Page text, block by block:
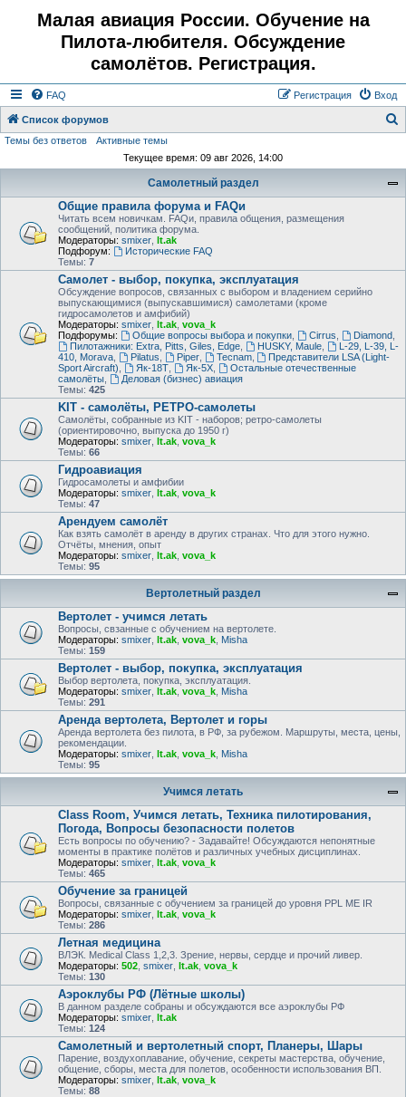
Малая авиация России. Обучение на
Пилота-любителя. Обсуждение
самолётов. Регистрация.
FAQ Вход
Регистрация
Список форумов
Темы без ответов
Активные темы
Текущее время: 09 авг 2026, 14:00
Самолетный раздел
Общие правила форума и FAQи
Читать всем новичкам. FAQи, правила общения, размещения
сообщений, политика форума.
Модераторы: smixer lt.ak
Подфорум:
Исторические FAQ
Темы: 7
Самолет - выбор, покупка, эксплуатация
Обсуждение вопросов, связанных с выбором и владением серийно
выпускающимися (выпускавшимися) самолетами (кроме
гидросамолетов и амфибий)
Модераторы: smixer lt.ak vova_k
Подфорумы:
Общие вопросы выбора и покупки, Cirrus Diamond,
Пилотажники: Extra, Pitts, Giles, Edge, HUSKY, Maule,
L-29, L-39, L-
410, Morava
Pilatus Piper, Tecnam,
Представители LSA (Light-
Sport Aircraft)
Як-18Т, Як-5Х,
Остальные отечественные
самолёты
Деловая (бизнес) авиация
Темы: 425
KIT - самолёты, РЕТРО-самолеты
Самолёты, собранные из KIT - наборов; ретро-самолеты
(ориентировочно, выпуска до 1950 г)
Модераторы: smixer lt.ak vova_k
Темы: 66
Гидроавиация
Гидросамолеты и амфибии
Модераторы: smixer lt.ak vova_k
Темы: 47
Арендуем самолёт
Как взять самолёт в аренду в других странах. Что для этого нужно.
Отчёты, мнения, опыт
Модераторы: smixer lt.ak vova_k
Темы: 95
Вертолетный раздел
Вертолет - учимся летать
Вопросы, свзанные с обучением на вертолете.
Модераторы: smixer lt.ak vova_k Misha
Темы: 159
Вертолет - выбор, покупка, эксплуатация
Выбор вертолета, покупка, эксплуатация.
Модераторы: smixer lt.ak vova_k Misha
Темы: 291
Аренда вертолета, Вертолет и горы
Аренда вертолета без пилота, в РФ, за рубежом. Маршруты, места, цены,
рекомендации.
Модераторы: smixer lt.ak vova_k Misha
Темы: 95
Учимся летать
Class Room, Учимся летать, Техника пилотирования,
Погода, Вопросы безопасности полетов
Есть вопросы по обучению? - Задавайте! Обсуждаются непонятные
моменты в практике полётов и различных учебных дисциплинах.
Модераторы: smixer lt.ak vova_k
Темы: 465
Обучение за границей
Вопросы, связанные с обучением за границей до уровня PPL ME IR
Модераторы: smixer lt.ak vova_k
Темы: 286
Летная медицина
ВЛЭК. Medical Class 1,2,3. Зрение, нервы, сердце и прочий ливер.
Модераторы: 502 smixer lt.ak vova_k
Темы: 130
Аэроклубы РФ (Лётные школы)
В данном разделе собраны и обсуждаются все аэроклубы РФ
Модераторы: smixer lt.ak
Темы: 124
Самолетный и вертолетный спорт, Планеры, Шары
Парение, воздухоплавание, обучение, секреты мастерства, обучение,
общение, сборы, места для полетов, особенности использования ВП.
Модераторы: smixer lt.ak vova_k
Темы: 88